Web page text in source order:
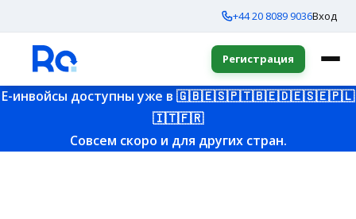
+44 20 8089 9036Вход
Регистрация
E-инвойсы доступны уже в 🇬🇧🇪🇸🇵🇹🇧🇪🇩🇪🇸🇪🇵🇱
🇮🇹🇫🇷
Совсем скоро и для других стран.